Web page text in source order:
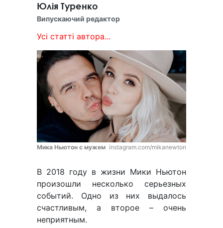
Юлія Туренко
Випускаючий редактор
Усі статті автора...
Мика Ньютон с мужем instagram.com/mikanewton
В 2018 году в жизни Мики Ньютон
произошли несколько серьезных
событий. Одно из них выдалось
счастливым, а второе – очень
неприятным.